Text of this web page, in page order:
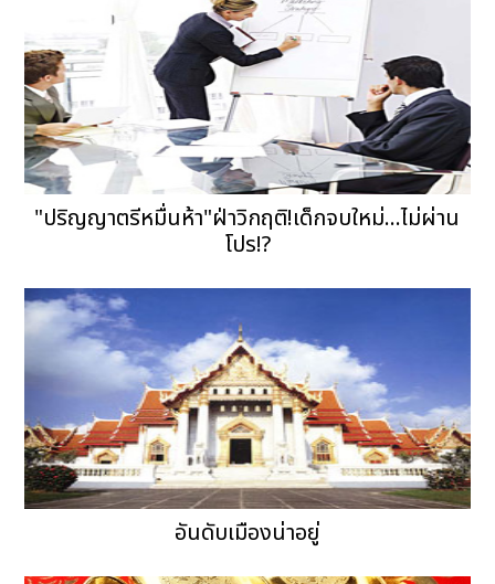
"ปริญญาตรีหมื่นห้า"ฝ่าวิกฤติ!เด็กจบใหม่...ไม่ผ่าน
โปร!?
อันดับเมืองน่าอยู่